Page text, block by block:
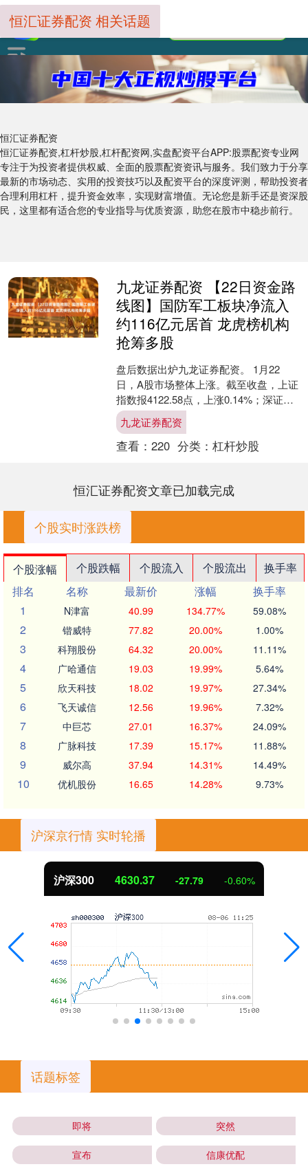
恒汇证券配资
恒汇证券配资,杠杆炒股,杠杆配资网,实盘配资平台APP:股票配资专业网
专注于为投资者提供权威、全面的股票配资资讯与服务。我们致力于分享
最新的市场动态、实用的投资技巧以及配资平台的深度评测，帮助投资者
合理利用杠杆，提升资金效率，实现财富增值。无论您是新手还是资深股
民，这里都有适合您的专业指导与优质资源，助您在股市中稳步前行。
恒汇证券配资 相关话题
九龙证券配资 【22日资金路
线图】国防军工板块净流入
约116亿元居首 龙虎榜机构
抢筹多股
盘后数据出炉九龙证券配资。 1月22
日，A股市场整体上涨。截至收盘，上证
指数报4122.58点，上涨0.14%；深证成
指报14327.05点，上涨0.5%；创业....
九龙证券配资
查看： 220 分类： 杠杆炒股
恒汇证券配资文章已加载完成
个股实时涨跌榜
个股涨幅 个股跌幅 个股流入 个股流出
换手率
排名
名称 最新价 涨幅
换手率
1
N津富 40.99 134.77% 59.08%
2 锴威特 77.82 20.00% 1.00%
3 科翔股份 64.32 20.00% 11.11%
4 广哈通信 19.03 19.99% 5.64%
5 欣天科技 18.02 19.97% 27.34%
6 飞天诚信 12.56 19.96% 7.32%
7 中巨芯 27.01 16.37% 24.09%
8 广脉科技 17.39 15.17% 11.88%
9 威尔高 37.94 14.31% 14.49%
10 优机股份 16.65 14.28% 9.73%
沪深京行情 实时轮播
沪深300 4630.37 -27.79 -0.60%
话题标签
即将 突然
宣布 信康优配